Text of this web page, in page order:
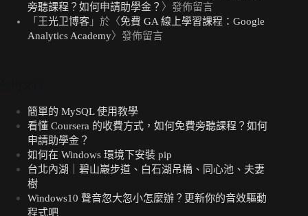
旁聽課程？如何申請助學金？ 〉發佈留言
「 王光卫博客 」於〈免費 GA 線上學習課程：Google
Analytics Academy〉發佈留言
簡單的 MySQL 使用教學
看懂 Coursera 的收費方式，如何免費旁聽課程？如何
申請助學金？
如何在 Windows 環境下安裝 pip
台北內湖｜碧山巖步道、白石湖吊橋、同心池、夫妻
樹
Windows10 聲音忽大忽小怎麼辦？更新你的音效驅動
程式吧